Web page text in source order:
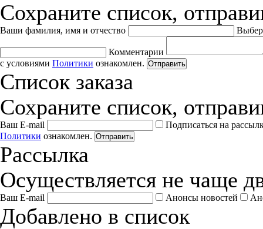
Сохраните список,
Ваши фамилия, имя и отчество
Комментарии
с условиями Политики ознакомлен. Отправить
Список заказа
Сохраните список,
Ваш E-mail
Подписаться на
Политики ознакомлен. Отправить
Рассылка
Осуществляется не чаще
Ваш E-mail Анонсы новостей
Добавлено в список